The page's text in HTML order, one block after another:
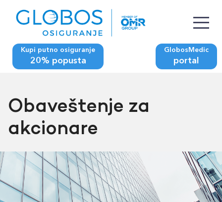
Kupi putno osiguranje
20% popusta
GlobosMedic
portal
Obaveštenje za
akcionare